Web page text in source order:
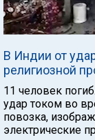
В Индии от
религиозной
11 человек
удар током во
повозка,
электрические